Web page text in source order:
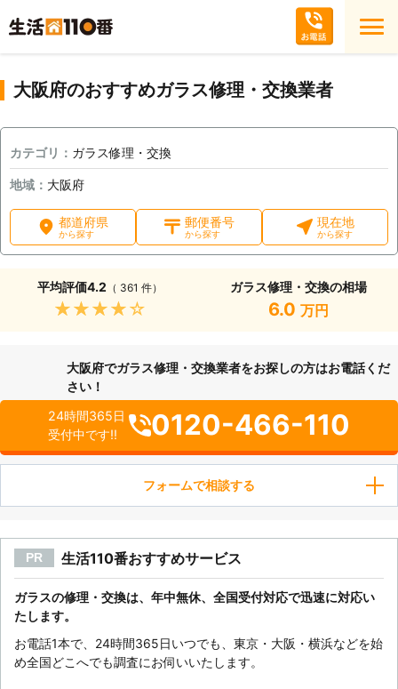
大阪府のおすすめガラス修理・交換業者
カテゴリ： ガラス修理・交換
地域： 大阪府
都道府県
から探す
郵便番号
から探す
現在地
から探す
平均評価4.2 （ 361 件）
★★★★★
ガラス修理・交換の相場
6.0 万円
大阪府でガラス修理・交換業者をお探しの方はお電話くだ
さい！
24時間365日
受付中です!!
0120-466-110
フォームで相談する
PR 生活110番おすすめサービス
ガラスの修理・交換は、年中無休、全国受付対応で迅速に対応い
たします。
お電話1本で、24時間365日いつでも、東京・大阪・横浜などを始
め全国どこへでも調査にお伺いいたします。